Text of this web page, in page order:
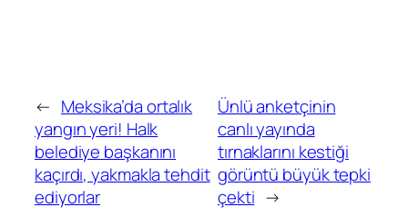
← Meksika’da ortalık
yangın yeri! Halk
belediye başkanını
kaçırdı, yakmakla tehdit
ediyorlar
Ünlü anketçinin
canlı yayında
tırnaklarını kestiği
görüntü büyük tepki
çekti →